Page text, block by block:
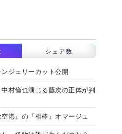
シェア数
ジェリーカット公開
中村倫也演じる藤次の正体が判
港』の『相棒』オマージュ